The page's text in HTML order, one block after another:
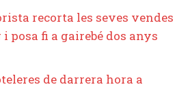
recorta les seves vendes
i posa fi a gairebé dos anys
de darrera hora a